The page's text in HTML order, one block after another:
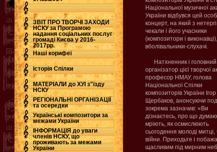
ЗВІТ ПРО ТВОРЧІ ЗАХОДИ
НСКУ за Програмою
надання соціальних послуг
громаді Києва у 2016-
2017рр.
.
Наші корифеї
Історія Спілки
МАТЕРІАЛИ до ХУІ з"їзду
НСКУ
РЕГІОНАЛЬНІ ОРГАНІЗАЦІЇ
та осередки
Українські композитори за
межами України
ІНФОРМАЦІЯ до уваги
членів НСКУ, що
проживають за межами
України
Національної музичної
України відбувся цей
концерт, на який з
чекали і його учасники
(композитори і виконавці),
вболівальники-слухачі.
Натхненник і головний
організатор цієї творчої
професор НМАУ, голова
Національної Спілки
композиторів України Ігор
Щербаков, анонсуючи
зокрема зазначив: «Ви
дізнаєтесь, про що
мріють, як осмислюють
сьогодення молоді
війни. Приходьте і
щасливим під мирним